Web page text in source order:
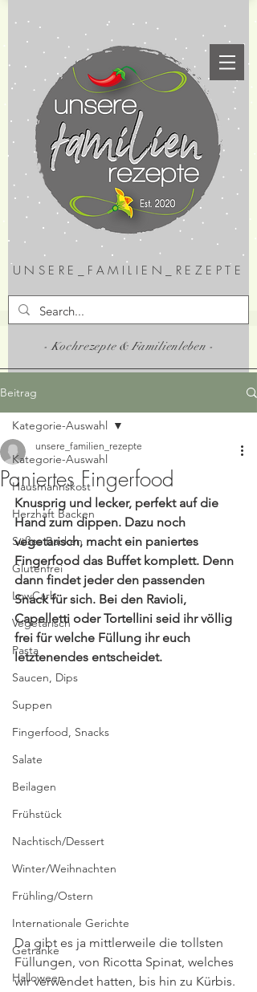
UNSERE_FAMILIEN_REZEPTE
- Kochrezepte & Familienleben -
Beitrag
Kategorie-Auswahl
Hausmannskost
Herzhaft Backen
Süßes Backen
Glutenfrei
LowCarb
Vegetarisch
Pasta
Saucen, Dips
Suppen
Fingerfood, Snacks
Salate
Beilagen
Frühstück
Nachtisch/Dessert
Winter/Weihnachten
Frühling/Ostern
Internationale Gerichte
Getränke
Halloween
Kategorie-Auswahl
Paniertes Fingerfood
unsere_familien_rezepte
Knusprig und lecker, perfekt auf die
Hand zum dippen. Dazu noch
vegetarisch, macht ein paniertes
Fingerfood das Buffet komplett. Denn
dann findet jeder den passenden
Snack für sich. Bei den Ravioli,
Capelletti oder Tortellini seid ihr völlig
frei für welche Füllung ihr euch
letztenendes entscheidet.
Da gibt es ja mittlerweile die tollsten
Füllungen, von Ricotta Spinat, welches
wir verwendet hatten, bis hin zu Kürbis.